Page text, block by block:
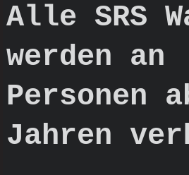
Alle SRS
werden an
Personen
Jahren